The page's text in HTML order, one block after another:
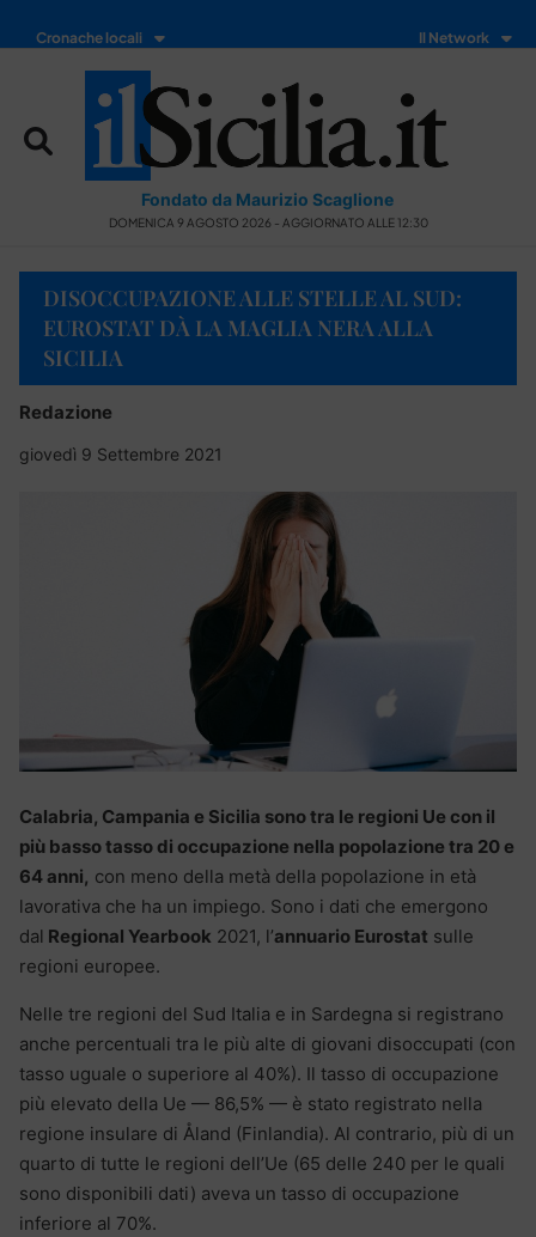
Cronache locali Il Network
Fondato da Maurizio Scaglione
DOMENICA 9 AGOSTO 2026 - AGGIORNATO ALLE 12:30
DISOCCUPAZIONE ALLE STELLE AL SUD:
EUROSTAT DÀ LA MAGLIA NERA ALLA
SICILIA
Redazione
giovedì 9 Settembre 2021
Calabria, Campania e Sicilia sono tra le regioni Ue con il
più basso tasso di occupazione nella popolazione tra 20 e
64 anni, con meno della metà della popolazione in età
lavorativa che ha un impiego. Sono i dati che emergono
dal Regional Yearbook 2021, l’annuario Eurostat sulle
regioni europee.
Nelle tre regioni del Sud Italia e in Sardegna si registrano
anche percentuali tra le più alte di giovani disoccupati (con
tasso uguale o superiore al 40%). Il tasso di occupazione
più elevato della Ue — 86,5% — è stato registrato nella
regione insulare di Åland (Finlandia). Al contrario, più di un
quarto di tutte le regioni dell’Ue (65 delle 240 per le quali
sono disponibili dati) aveva un tasso di occupazione
inferiore al 70%.